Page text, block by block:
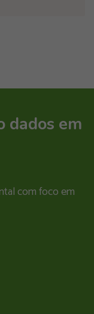
dados em
com foco em